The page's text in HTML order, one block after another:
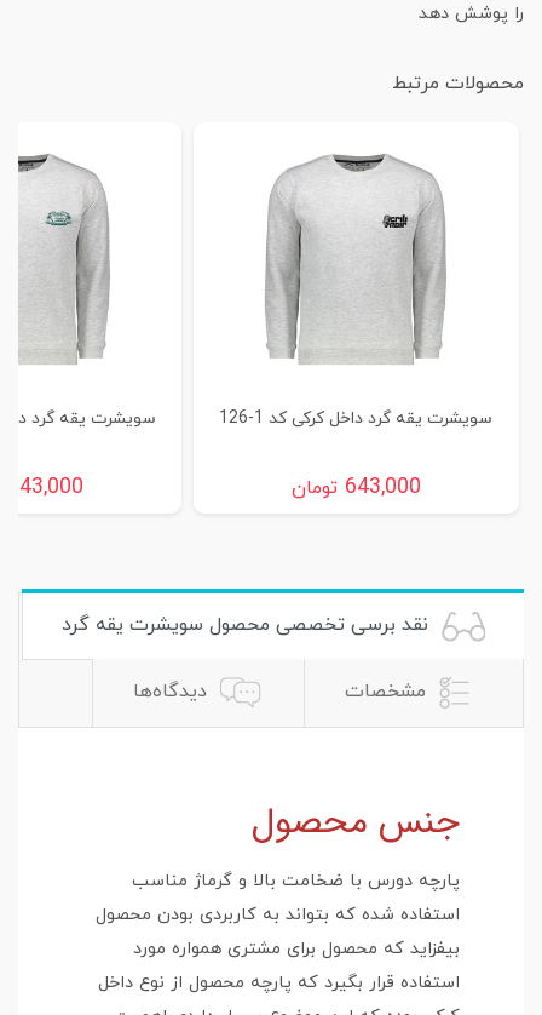
را پوشش دهد
محصولات مرتبط
سویشرت یقه گرد داخل کرکی کد 1-126
643,000 تومان
سویشرت یقه گرد داخل
643,000
نقد برسی تخصصی محصول سویشرت یقه گرد
مشخصات دیدگاه‌ها
جنس محصول
پارچه دورس با ضخامت بالا و گرماژ مناسب
استفاده شده که بتواند به کاربردی بودن محصول
بیفزاید که محصول برای مشتری همواره مورد
استفاده قرار بگیرد که پارچه محصول از نوع داخل